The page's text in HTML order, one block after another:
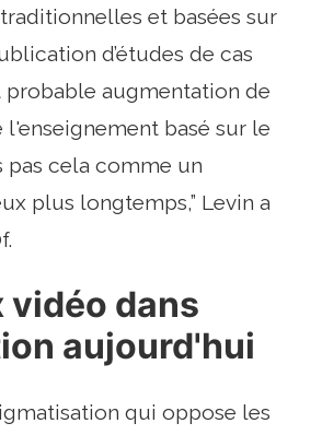
et basées sur
d’études de cas
probable augmentation de
basé sur le
pas cela comme un
plus longtemps,” Levin a
vidéo dans
aujourd'hui
qui oppose les